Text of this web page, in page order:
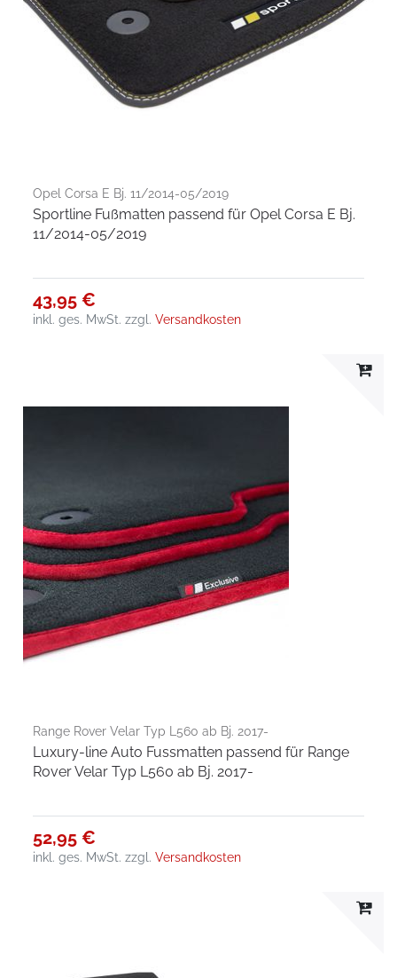
Opel Corsa E Bj. 11/2014-05/2019
Sportline Fußmatten passend für Opel Corsa E Bj.
11/2014-05/2019
43,95 €
inkl. ges. MwSt. zzgl.Versandkosten
Range Rover Velar Typ L560 ab Bj. 2017-
Luxury-line Auto Fussmatten passend für Range
Rover Velar Typ L560 ab Bj. 2017-
52,95 €
inkl. ges. MwSt. zzgl.Versandkosten